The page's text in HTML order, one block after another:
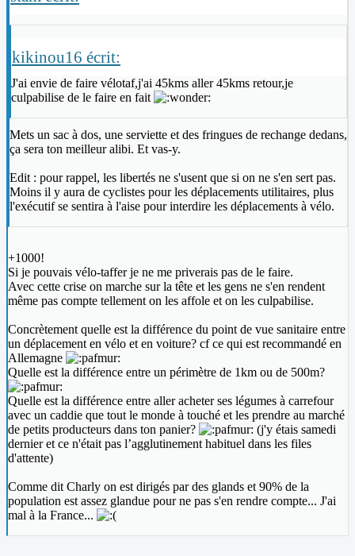
kikinou16 écrit:
J'ai envie de faire vélotaf,j'ai 45kms aller 45kms retour,je
culpabilise de le faire en fait
Mets un sac à dos, une serviette et des fringues de rechange dedans,
ça sera ton meilleur alibi. Et vas-y.
Edit : pour rappel, les libertés ne s'usent que si on ne s'en sert pas.
Moins il y aura de cyclistes pour les déplacements utilitaires, plus
l'exécutif se sentira à l'aise pour interdire les déplacements à vélo.
+1000!
Si je pouvais vélo-taffer je ne me priverais pas de le faire.
Avec cette crise on marche sur la tête et les gens ne s'en rendent
même pas compte tellement on les affole et on les culpabilise.
Concrètement quelle est la différence du point de vue sanitaire entre
un déplacement en vélo et en voiture? cf ce qui est recommandé en
Allemagne
Quelle est la différence entre un périmètre de 1km ou de 500m?
Quelle est la différence entre aller acheter ses légumes à carrefour
avec un caddie que tout le monde à touché et les prendre au marché
de petits producteurs dans ton panier?
(j'y étais samedi
dernier et ce n'était pas l’agglutinement habituel dans les files
d'attente)
Comme dit Charly on est dirigés par des glands et 90% de la
population est assez glandue pour ne pas s'en rendre compte... J'ai
mal à la France...